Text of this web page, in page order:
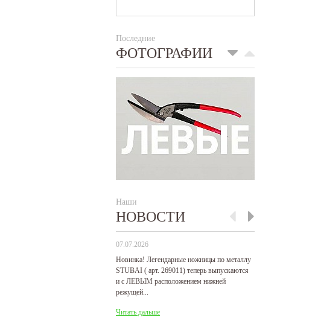
Последние
ФОТОГРАФИИ
Наши
НОВОСТИ
07.07.2026
Новинка! Легендарные ножницы по металлу
STUBAI ( арт. 269011) теперь выпускаются
и с ЛЕВЫМ расположением нижней
режущей...
Читать дальше